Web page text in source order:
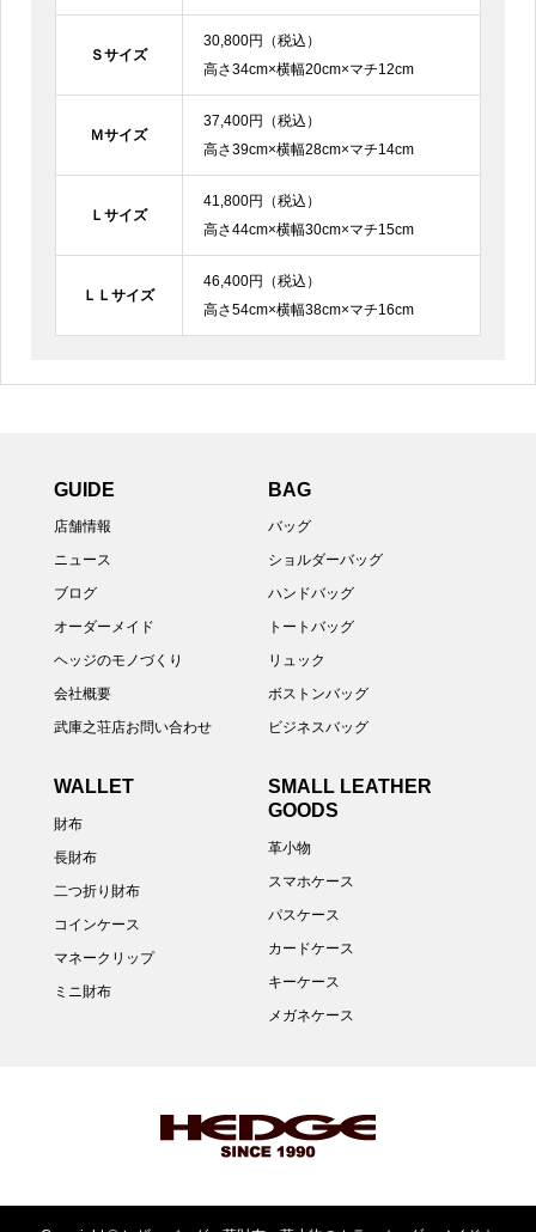
Ｓサイズ
30,800円（税込）
高さ34cm×横幅20cm×マチ12cm
Ｍサイズ
37,400円（税込）
高さ39cm×横幅28cm×マチ14cm
Ｌサイズ
41,800円（税込）
高さ44cm×横幅30cm×マチ15cm
ＬＬサイズ
46,400円（税込）
高さ54cm×横幅38cm×マチ16cm
GUIDE
店舗情報
ニュース
ブログ
オーダーメイド
ヘッジのモノづくり
会社概要
武庫之荘店お問い合わせ
BAG
バッグ
ショルダーバッグ
ハンドバッグ
トートバッグ
リュック
ボストンバッグ
ビジネスバッグ
WALLET
財布
長財布
二つ折り財布
コインケース
マネークリップ
ミニ財布
SMALL LEATHER
GOODS
革小物
スマホケース
パスケース
カードケース
キーケース
メガネケース